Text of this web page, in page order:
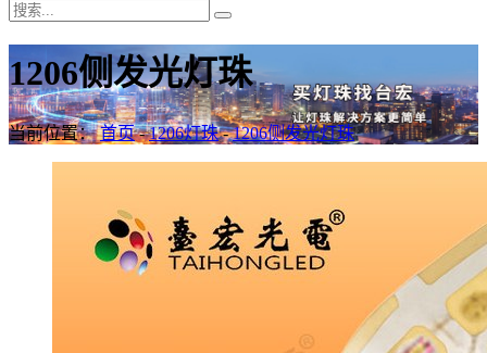
1206侧发光灯珠
当前位置：首页-1206灯珠-1206侧发光灯珠